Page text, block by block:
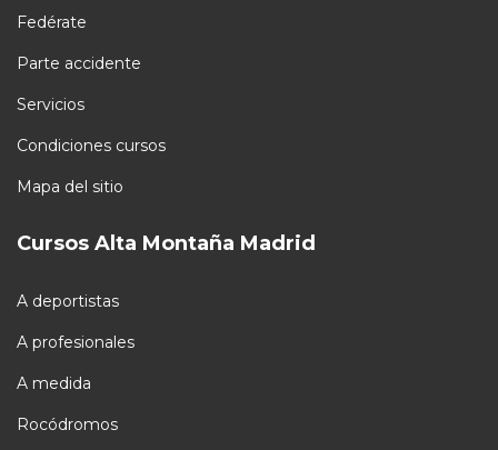
Fedérate
Parte accidente
Servicios
Condiciones cursos
Mapa del sitio
Cursos Alta Montaña Madrid
A deportistas
A profesionales
A medida
Rocódromos